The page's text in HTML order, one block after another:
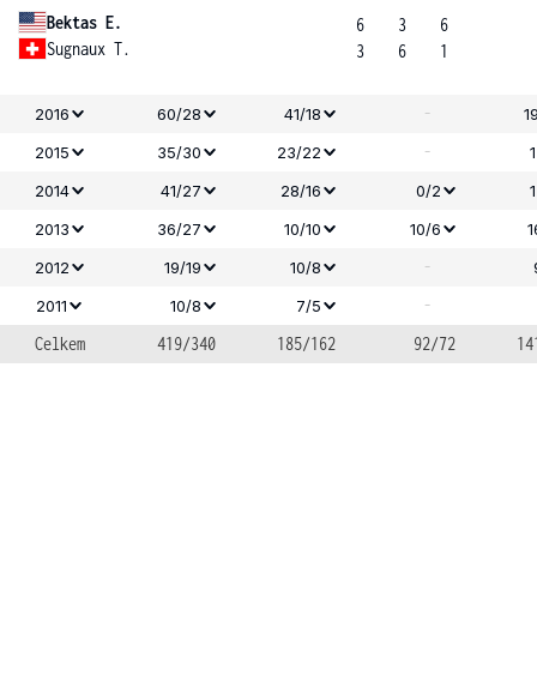
Bektas E.
Sugnaux T.
6
3
3
6
6
1
2016 60/28 41/18 -
2015
35/30 23/22 -
2014
41/27 28/16 0/2
2013
36/27 10/10 10/6
2012
19/19 10/8 -
2011
10/8 7/5 -
Celkem 419/340 185/162 92/72